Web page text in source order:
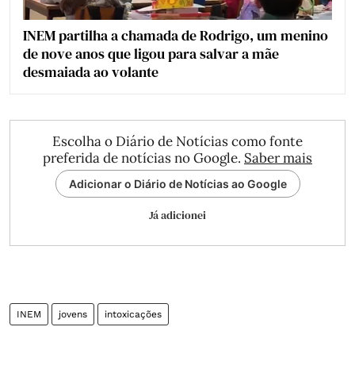
INEM partilha a chamada de Rodrigo, um menino
de nove anos que ligou para salvar a mãe
desmaiada ao volante
Escolha o Diário de Notícias como fonte
preferida de notícias no Google. Saber mais
Adicionar o Diário de Notícias ao Google
Já adicionei
INEM jovens intoxicações